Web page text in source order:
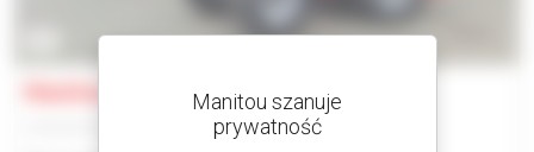
Manitou MLA-T 533 145 V+ ELITE
Manitou szanuje
prywatność